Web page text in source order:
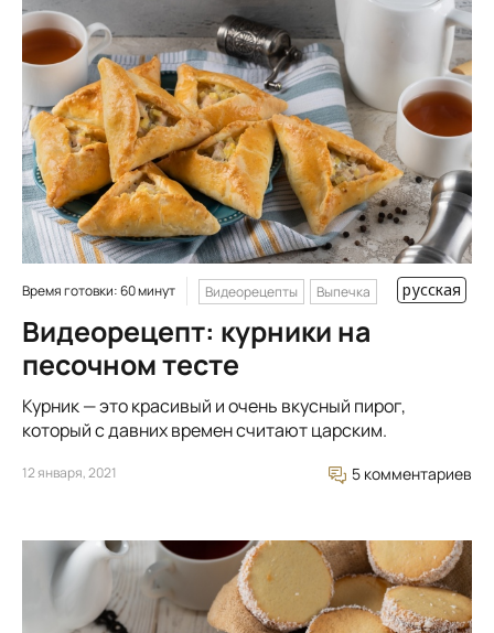
Время готовки: 60 минут Видеорецепты Выпечка русская
Видеорецепт: курники на
песочном тесте
Курник — это красивый и очень вкусный пирог,
который с давних времен считают царским.
12 января, 2021 5 комментариев